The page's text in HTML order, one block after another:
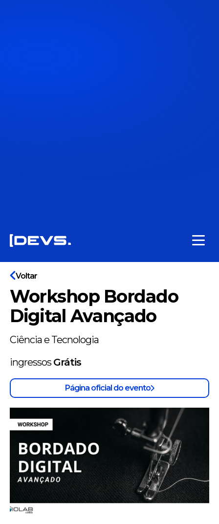
Voltar
Workshop Bordado
Digital Avançado
Ciência e Tecnologia
ingressos Grátis
Página oficial do evento